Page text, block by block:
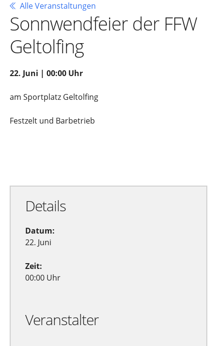
Alle Veranstaltungen
Sonnwendfeier der FFW
Geltolfing
22. Juni | 00:00 Uhr
am Sportplatz Geltolfing
Festzelt und Barbetrieb
Details
Datum:
22. Juni
Zeit:
00:00 Uhr
Veranstalter